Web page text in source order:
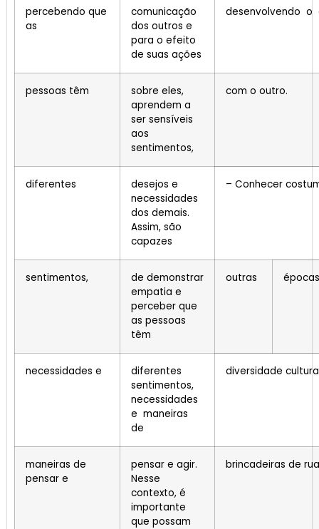
percebendo que
as
comunicação
dos outros e
para o efeito
de suas ações
desenvolvendo o
pessoas têm
sobre eles,
aprendem a
ser sensíveis
aos
sentimentos,
com o outro.
diferentes
desejos e
necessidades
dos demais.
Assim, são
capazes
– Conhecer
sentimentos,
de demonstrar
empatia e
perceber que
as pessoas
têm
outras
necessidades e
diferentes
sentimentos,
necessidades
e maneiras
de
diversidade
maneiras de
pensar e
pensar e agir.
Nesse
contexto, é
importante
que possam
brincadeiras de